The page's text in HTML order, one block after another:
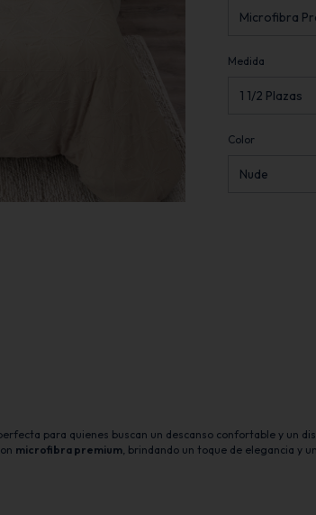
Medida
Color
para quienes buscan un descanso confortable y un
microfibra premium , brindando un toque de elegancia y